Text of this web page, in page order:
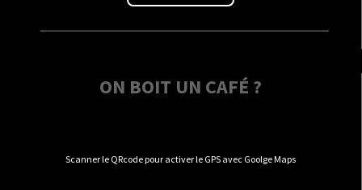
ON BOIT UN CAFÉ ?
Scanner le QRcode pour activer le GPS avec Goolge Maps